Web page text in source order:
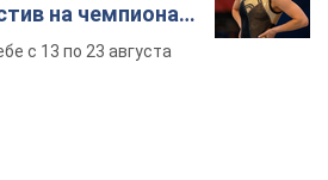
на чемпионат
с 13 по 23 августа